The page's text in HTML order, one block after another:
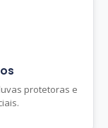
protetoras e